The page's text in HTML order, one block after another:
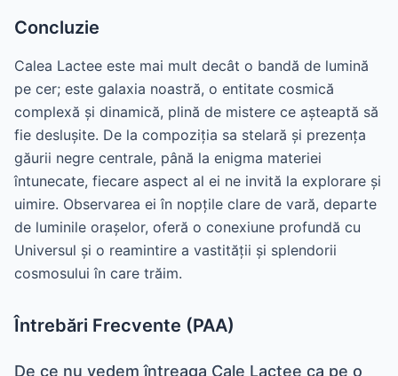
Concluzie
Calea Lactee este mai mult decât o bandă de lumină
pe cer; este galaxia noastră, o entitate cosmică
complexă și dinamică, plină de mistere ce așteaptă să
fie deslușite. De la compoziția sa stelară și prezența
găurii negre centrale, până la enigma materiei
întunecate, fiecare aspect al ei ne invită la explorare și
uimire. Observarea ei în nopțile clare de vară, departe
de luminile orașelor, oferă o conexiune profundă cu
Universul și o reamintire a vastității și splendorii
cosmosului în care trăim.
Întrebări Frecvente (PAA)
De ce nu vedem întreaga Cale Lactee ca pe o